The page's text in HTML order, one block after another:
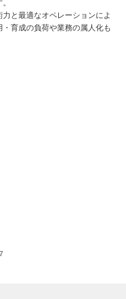
と最適なオペレーションによ
育成の負荷や業務の属人化も